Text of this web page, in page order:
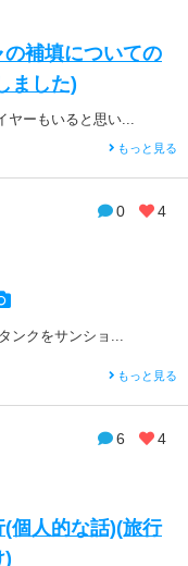
補填についての
ました)
ーもいると思い...
もっと見る
0 4
ンクをサンショ...
もっと見る
6 4
個人的な話)(旅行